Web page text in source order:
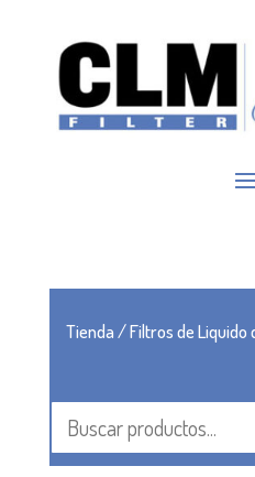
Tienda/Filtros de Liquido